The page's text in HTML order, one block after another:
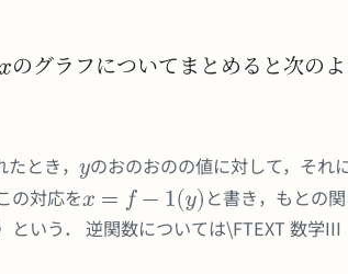
のグラフについてまとめると次の
たとき， のおのおのの値に対して，それ
の対応を
と書き，もとの関
という． 逆関数については\FTEXT 数学III